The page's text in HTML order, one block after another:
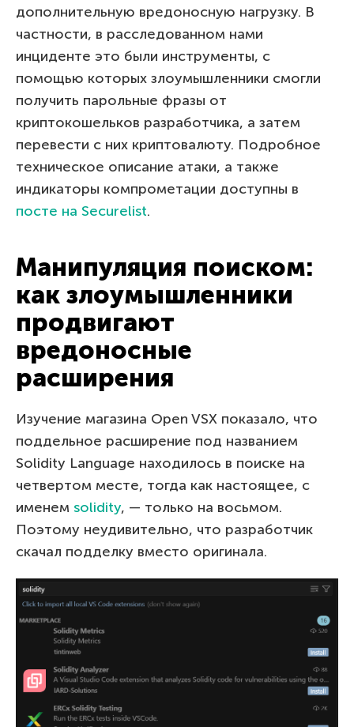
дополнительную вредоносную нагрузку. В
частности, в расследованном нами
инциденте это были инструменты, с
помощью которых злоумышленники смогли
получить парольные фразы от
криптокошельков разработчика, а затем
перевести с них криптовалюту. Подробное
техническое описание атаки, а также
индикаторы компрометации доступны в
посте на Securelist.
Манипуляция поиском:
как злоумышленники
продвигают
вредоносные
расширения
Изучение магазина Open VSX показало, что
поддельное расширение под названием
Solidity Language находилось в поиске на
четвертом месте, тогда как настоящее, с
именем solidity, — только на восьмом.
Поэтому неудивительно, что разработчик
скачал подделку вместо оригинала.